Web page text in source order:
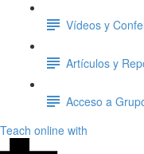
Vídeos y
Artículos y
Acceso a
Teach online with